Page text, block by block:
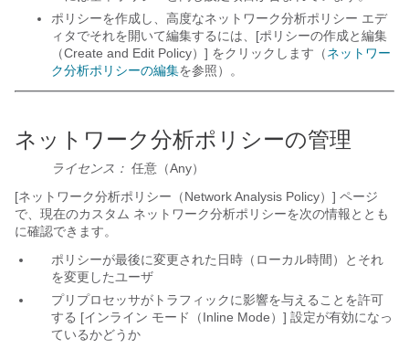
ポリシーを作成し、高度なネットワーク分析ポリシー エデ
ィタでそれを開いて編集するには、[ポリシーの作成と編集
（Create and Edit Policy）] をクリックします（ネットワー
ク分析ポリシーの編集を参照）。
ネットワーク分析ポリシーの管理
ライセンス： 任意（Any）
[ネットワーク分析ポリシー（Network Analysis Policy）] ページ
で、現在のカスタム ネットワーク分析ポリシーを次の情報ととも
に確認できます。
ポリシーが最後に変更された日時（ローカル時間）とそれ
を変更したユーザ
プリプロセッサがトラフィックに影響を与えることを許可
する [インライン モード（Inline Mode）] 設定が有効になっ
ているかどうか